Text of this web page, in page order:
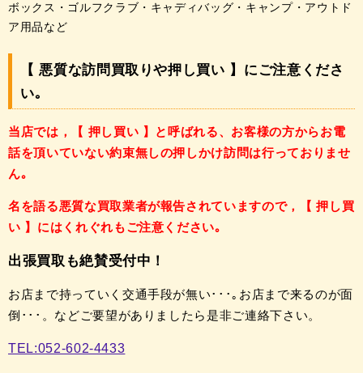
ボックス・ゴルフクラブ・キャディバッグ・キャンプ・アウトド
ア用品など
【 悪質な訪問買取りや押し買い 】にご注意くださ
い｡
当店では，【 押し買い 】と呼ばれる、 お客様の方からお電
話を頂いていない約束無しの押しかけ訪問は行っておりませ
ん｡
名を語る悪質な買取業者が報告されていますので，
【 押し買
い 】には くれぐれもご注意ください｡
出張買取も絶賛受付中！
お店まで持っていく交通手段が無い･･･｡ お店まで来るのが面
倒･･･。 などご要望がありましたら是非ご連絡下さい。
TEL:052-602-4433